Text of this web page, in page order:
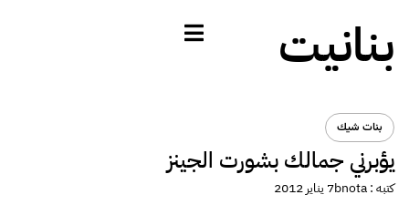
بنانيت
بنات شيك
يؤبرني جمالك بشورت الجينز
كتبه :bnota7 يناير 2012